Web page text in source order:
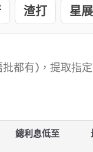
渣打 星展
都有)，提取指
款期 ≥ 12 個月
總利息低至